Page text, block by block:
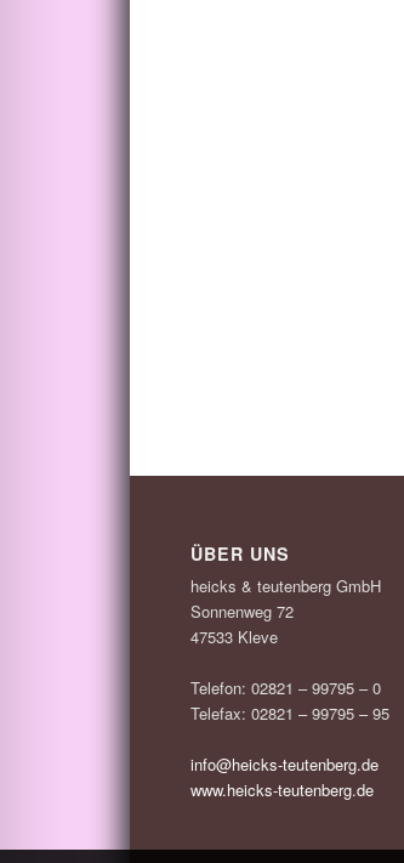
ÜBER UNS
heicks & teutenberg GmbH
Sonnenweg 72
47533 Kleve
Telefon: 02821 – 99795 – 0
Telefax: 02821 – 99795 – 95
info@heicks-teutenberg.de
www.heicks-teutenberg.de